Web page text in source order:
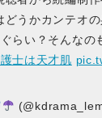
どうかカンテオ
らい？そんなの
士は天才肌